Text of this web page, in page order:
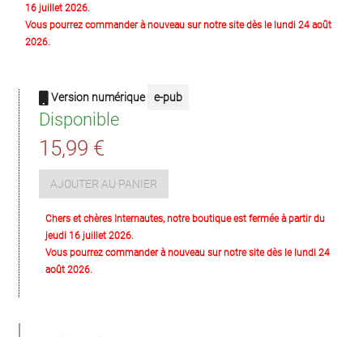
16 juillet 2026.
Vous pourrez commander à nouveau sur notre site dès le lundi 24 août
2026.
Version numérique e-pub
Disponible
15,99 €
AJOUTER AU PANIER
Chers et chères Internautes, notre boutique est fermée à partir du
jeudi 16 juillet 2026.
Vous pourrez commander à nouveau sur notre site dès le lundi 24
août 2026.